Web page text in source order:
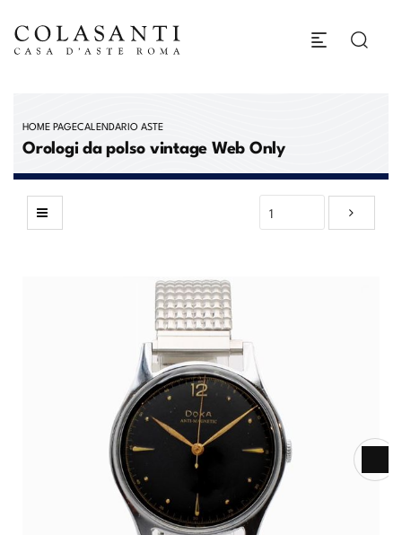
HOME PAGECALENDARIO ASTE
Orologi da polso vintage Web Only